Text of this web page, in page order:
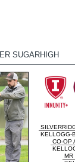
SUGARHIGH
KELLOGG-
CO-OP
MR